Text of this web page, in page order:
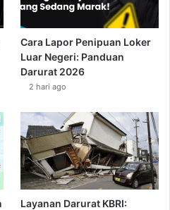
Cara Lapor Penipuan Loker
Luar Negeri: Panduan
Darurat 2026
2 hari ago
Layanan Darurat KBRI: